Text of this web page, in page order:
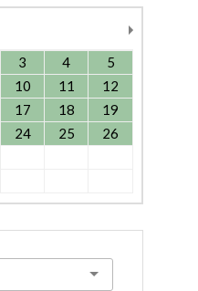
3 4
5
10 11
12
17 18
19
24 25
26